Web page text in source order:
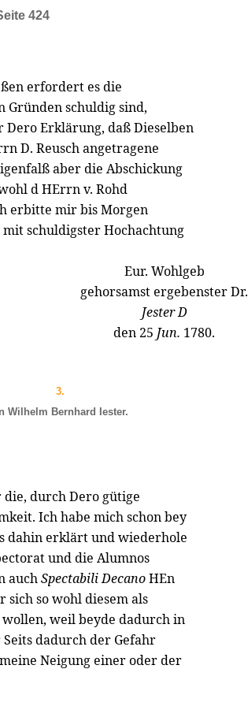
424
erfordert es die
Gründen schuldig sind,
Dero Erklärung, daß Dieselben
D. Reusch angetragene
aber die Abschickung
d HErrn v. Rohd
erbitte mir bis Morgen
schuldigster Hochachtung
Eur. Wohlgeb
gehorsamst ergebenster Dr.
Jester D
den 25 Jun. 1780.
3.
Wilhelm Bernhard Iester.
die, durch Dero gütige
Ich habe mich schon bey
dahin erklärt und wiederhole
und die Alumnos
auchSpectabili DecanoHEn
sich so wohl diesem als
weil beyde dadurch in
dadurch der Gefahr
Neigung einer oder der